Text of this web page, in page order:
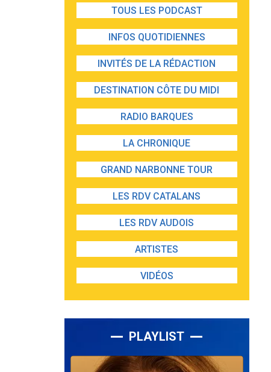
TOUS LES PODCAST
INFOS QUOTIDIENNES
INVITÉS DE LA RÉDACTION
DESTINATION CÔTE DU MIDI
RADIO BARQUES
LA CHRONIQUE
GRAND NARBONNE TOUR
LES RDV CATALANS
LES RDV AUDOIS
ARTISTES
VIDÉOS
PLAYLIST
Lecteur